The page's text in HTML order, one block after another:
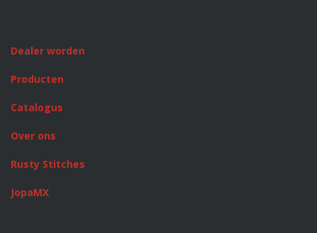
Dealer worden
Producten
Catalogus
Over ons
Rusty Stitches
JopaMX